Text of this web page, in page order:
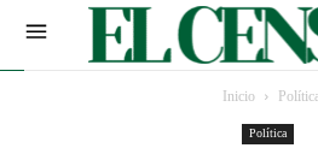
Inicio
Política